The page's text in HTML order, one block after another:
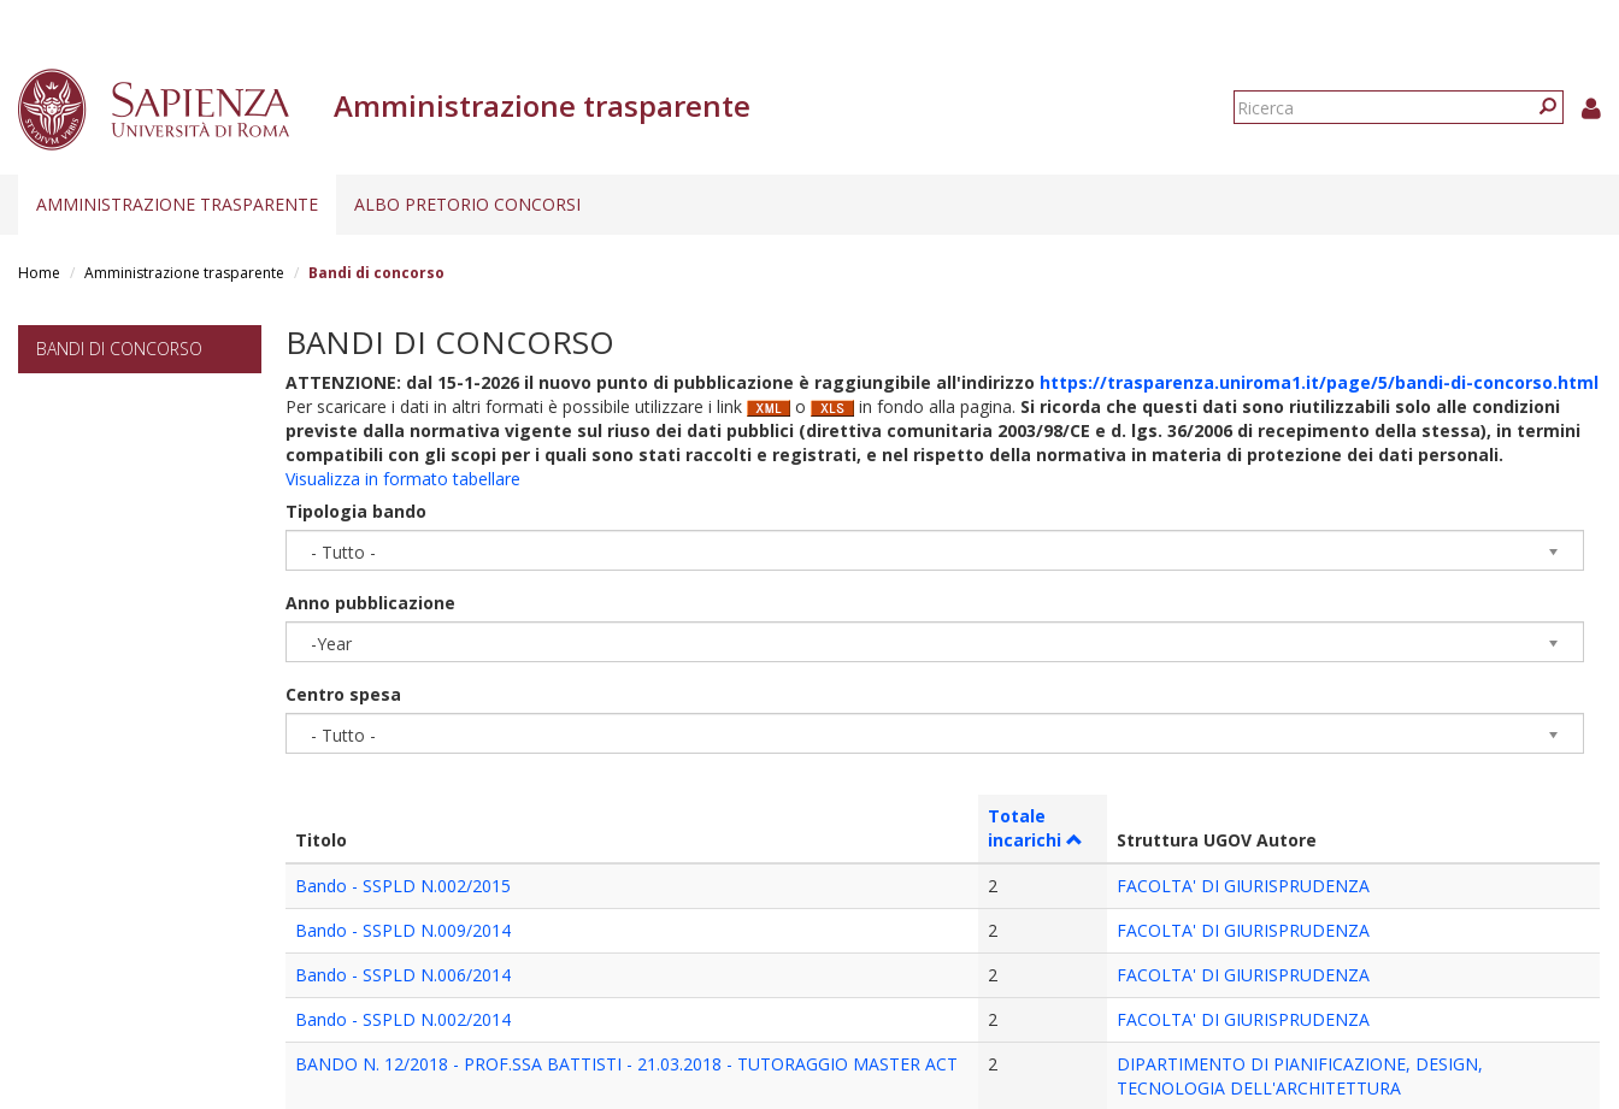
Amministrazione trasparente
Form
AMMINISTRAZIONE TRASPARENTE ALBO PRETORIO CONCORSI
Home Amministrazione trasparente Bandi di concorso
BANDI DI CONCORSO BANDI DI CONCORSO
ATTENZIONE: dal 15-1-2026 il nuovo punto di pubblicazione è raggiungibile all'indirizzo https://trasparenza.uniroma1.it/page/5/bandi-di-concorso.html
Per scaricare i dati in altri formati è possibile utilizzare i link
o in fondo alla pagina. Si ricorda che questi dati sono riutilizzabili solo alle condizioni
previste dalla normativa vigente sul riuso dei dati pubblici (direttiva comunitaria 2003/98/CE e d. lgs. 36/2006 di recepimento della stessa), in termini
compatibili con gli scopi per i quali sono stati raccolti e registrati, e nel rispetto della normativa in materia di protezione dei dati personali.
Visualizza in formato tabellare
Tipologia bando
- Tutto -
Anno pubblicazione
-Year
Centro spesa
- Tutto -
Titolo
Totale
incarichi
Struttura UGOV Autore
Bando - SSPLD N.002/2015
2
FACOLTA' DI GIURISPRUDENZA
Bando - SSPLD N.009/2014
2
FACOLTA' DI GIURISPRUDENZA
Bando - SSPLD N.006/2014
2
FACOLTA' DI GIURISPRUDENZA
Bando - SSPLD N.002/2014
2
FACOLTA' DI GIURISPRUDENZA
BANDO N. 12/2018 - PROF.SSA BATTISTI - 21.03.2018 - TUTORAGGIO MASTER ACT
2
DIPARTIMENTO DI PIANIFICAZIONE, DESIGN,
TECNOLOGIA DELL'ARCHITETTURA